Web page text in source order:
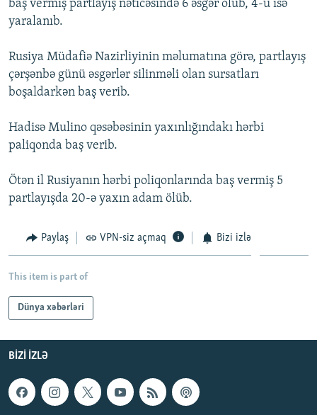
ARAŞDIRMA
VIDEO
FOTOQALEREYA
KARIKATURA
RADIO ARXIV
OXU ZALI
İSLAM VƏ DEMOKRATIYA
HAQQIMIZDA
PEŞƏ ETIKASI VƏ JURNALISTIKA STANDARTLARIMIZ
AZADLIQRADIOSU MOBIL TELEFONUNUZDA
XƏBƏR BÜLLETENLƏRIMIZ
BIZI IZLƏ
RFE/RL-in bütün saytları
baş vermiş partlayış nəticəsində 6 əsgər ölüb, 4-ü isə
yaralanıb.
Rusiya Müdafiə Nazirliyinin məlumatına görə, partlayış
çərşənbə günü əsgərlər silinməli olan sursatları
boşaldarkən baş verib.
Hadisə Mulino qəsəbəsinin yaxınlığındakı hərbi
paliqonda baş verib.
Ötən il Rusiyanın hərbi poliqonlarında baş vermiş 5
partlayışda 20-ə yaxın adam ölüb.
Paylaş VPN-siz açmaq Bizi izlə
This item is part of
Dünya xəbərləri
BIZI IZLƏ